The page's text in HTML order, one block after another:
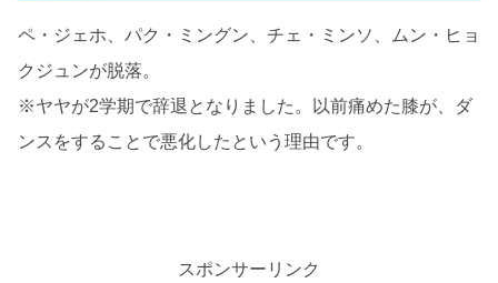
ペ・ジェホ、パク・ミングン、チェ・ミンソ、ムン・ヒョ
クジュンが脱落。
※ヤヤが2学期で辞退となりました。以前痛めた膝が、ダ
ンスをすることで悪化したという理由です。
スポンサーリンク